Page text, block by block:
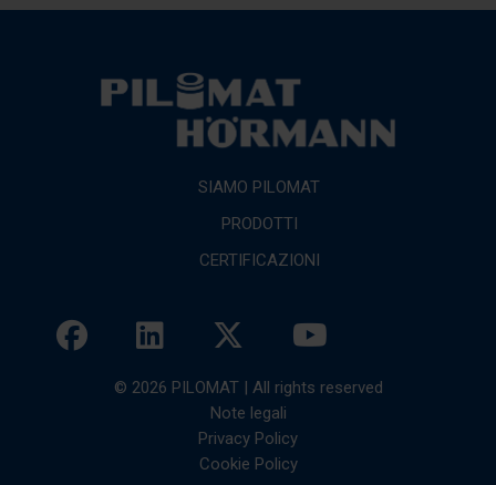
SIAMO PILOMAT
PRODOTTI
CERTIFICAZIONI
© 2026 PILOMAT | All rights reserved
Note legali
Privacy Policy
Cookie Policy